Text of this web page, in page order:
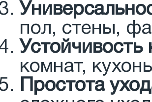
пол, стены,
Устойчивость
комнат,
Простота